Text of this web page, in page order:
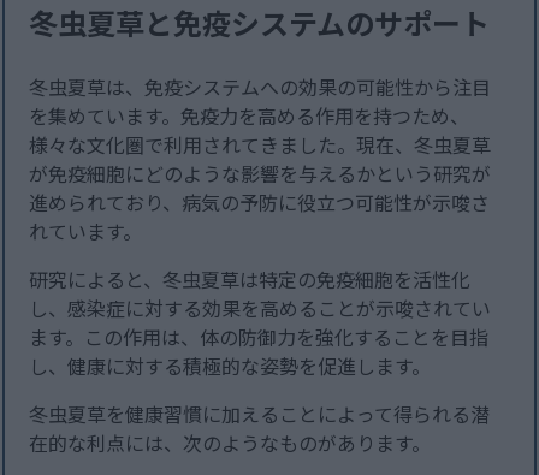
冬虫夏草と免疫システムのサポート
冬虫夏草は、免疫システムへの効果の可能性から注目
を集めています。免疫力を高める作用を持つため、
様々な文化圏で利用されてきました。現在、冬虫夏草
が免疫細胞にどのような影響を与えるかという研究が
進められており、病気の予防に役立つ可能性が示唆さ
れています。
研究によると、冬虫夏草は特定の免疫細胞を活性化
し、感染症に対する効果を高めることが示唆されてい
ます。この作用は、体の防御力を強化することを目指
し、健康に対する積極的な姿勢を促進します。
冬虫夏草を健康習慣に加えることによって得られる潜
在的な利点には、次のようなものがあります。